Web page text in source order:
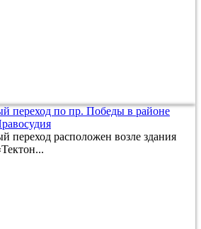
переход по пр. Победы в районе
переход расположен возле здания